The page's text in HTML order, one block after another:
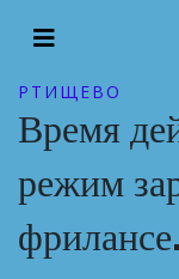
РТИЩЕВО
Время
режим